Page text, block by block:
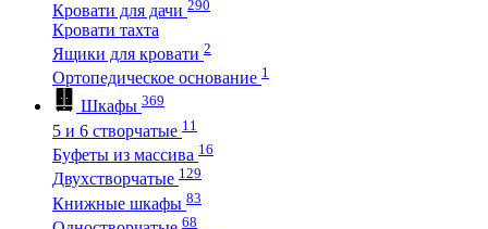
Кровати для дачи 290
Кровати тахта
Ящики для кровати 2
Ортопедическое основание 1
Шкафы 369
5 и 6 створчатые 11
Буфеты из массива 16
Двухстворчатые 129
Книжные шкафы 83
68